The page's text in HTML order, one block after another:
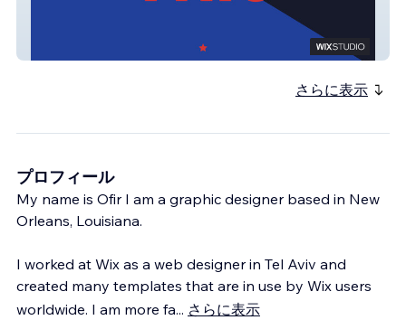
さらに表示
プロフィール
My name is Ofir I am a graphic designer based in New
Orleans, Louisiana.
I worked at Wix as a web designer in Tel Aviv and
created many templates that are in use by Wix users
worldwide. I am more fa... さらに表示